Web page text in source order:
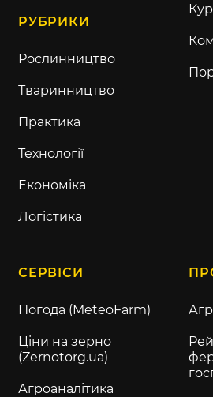
РУБРИКИ
Рослинництво
Тваринництво
Практика
Технології
Економіка
Логістика
СЕРВІСИ
Погода (MeteoFarm)
Ціни на зерно
(Zernotorg.ua)
Агроаналітика